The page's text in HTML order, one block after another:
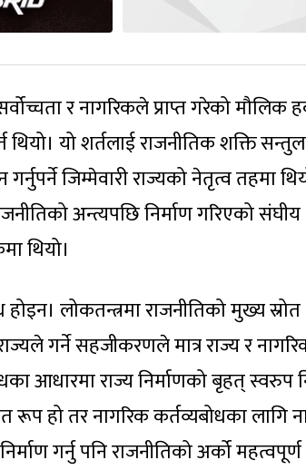
र नागरिकले प्राप्त गरेको मौलिक
थियो। यो शर्तलाई राजनीतिक शक्ति
जिम्मेवारी राज्यको नेतृत्व तहमा
अन्त्यपछि निर्माण गरिएको संघीय
थियो।
लोकतन्त्रमा राजनीतिको मुख्य स्रोत
गर्ने सहजीकरणले मात्र राज्य र
आधारमा राज्य निर्माणको बृहत् स्वरुप
रूप हो तर नागरिक कर्तव्यबोधका लागि
गर्नु पनि राजनीतिको अर्को महत्वपूर्ण